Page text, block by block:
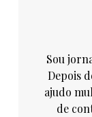
Sou
Depois
ajudo
de